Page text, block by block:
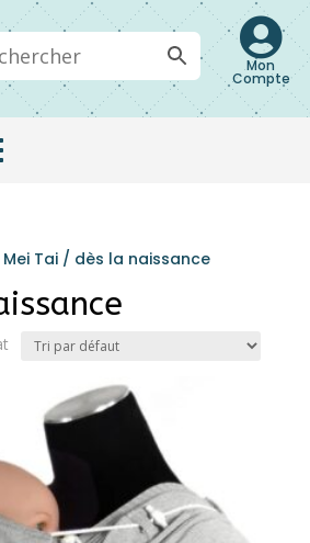

Mon
Compte
Mei Tai/ dès la naissance